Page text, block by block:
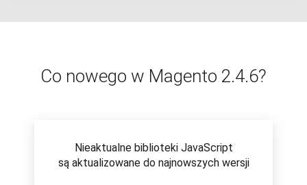
Co nowego w Magento 2.4.6?
Nieaktualne biblioteki JavaScript
są aktualizowane do najnowszych wersji